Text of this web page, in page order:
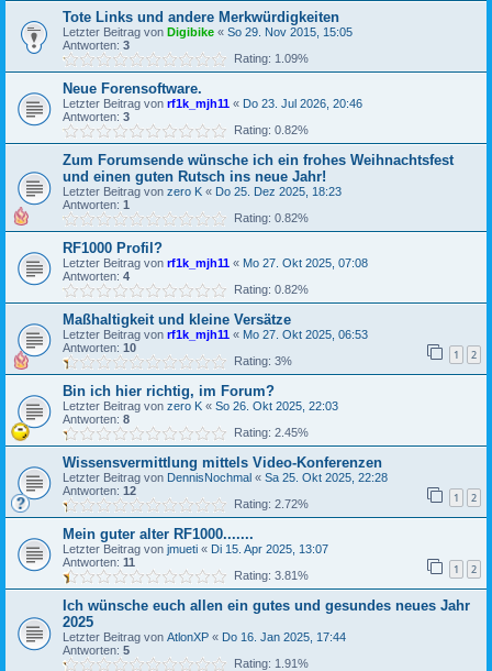
Tote Links und andere Merkwürdigkeiten
Letzter Beitrag von Digibike « So 29. Nov 2015, 15:05
Antworten: 3
Rating: 1.09%
Neue Forensoftware.
Letzter Beitrag von rf1k_mjh11 « Do 23. Jul 2026, 20:46
Antworten: 3
Rating: 0.82%
Zum Forumsende wünsche ich ein frohes Weihnachtsfest
und einen guten Rutsch ins neue Jahr!
Letzter Beitrag von zero K « Do 25. Dez 2025, 18:23
Antworten: 1
Rating: 0.82%
RF1000 Profil?
Letzter Beitrag von rf1k_mjh11 « Mo 27. Okt 2025, 07:08
Antworten: 4
Rating: 0.82%
Maßhaltigkeit und kleine Versätze
Letzter Beitrag von rf1k_mjh11 « Mo 27. Okt 2025, 06:53
Antworten: 10 1 2
Rating: 3%
Bin ich hier richtig, im Forum?
Letzter Beitrag von zero K « So 26. Okt 2025, 22:03
Antworten: 8
Rating: 2.45%
Wissensvermittlung mittels Video-Konferenzen
Letzter Beitrag von DennisNochmal « Sa 25. Okt 2025, 22:28
Antworten: 12 1 2
Rating: 2.72%
Mein guter alter RF1000.......
Letzter Beitrag von jmueti « Di 15. Apr 2025, 13:07
Antworten: 11 1 2
Rating: 3.81%
Ich wünsche euch allen ein gutes und gesundes neues Jahr
2025
Letzter Beitrag von AtlonXP « Do 16. Jan 2025, 17:44
Antworten: 5
Rating: 1.91%